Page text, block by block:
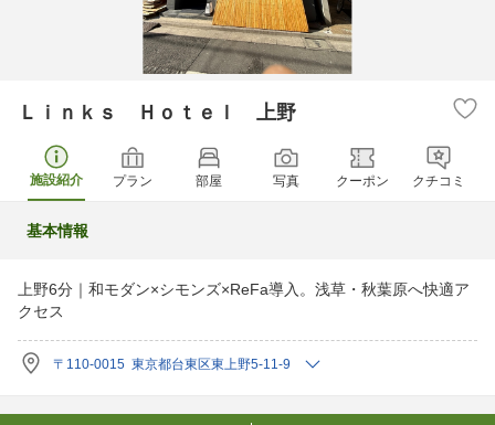
Ｌｉｎｋｓ Ｈｏｔｅｌ 上野
施設紹介 プラン 部屋 写真 クーポン クチコミ
基本情報
上野6分｜和モダン×シモンズ×ReFa導入。浅草・秋葉原へ快適ア
クセス
〒110-0015 東京都台東区東上野5-11-9